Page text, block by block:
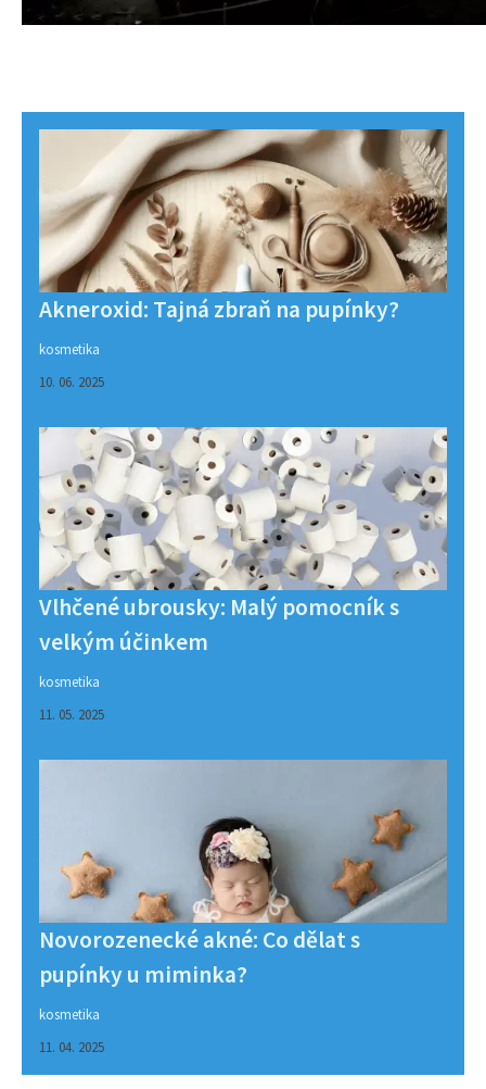
Akneroxid: Tajná zbraň na pupínky?
kosmetika
10. 06. 2025
Vlhčené ubrousky: Malý pomocník s
velkým účinkem
kosmetika
11. 05. 2025
Novorozenecké akné: Co dělat s
pupínky u miminka?
kosmetika
11. 04. 2025